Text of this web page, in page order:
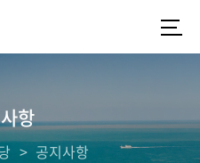
항
공지사항